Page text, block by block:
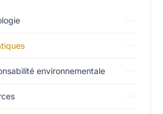
environnementale